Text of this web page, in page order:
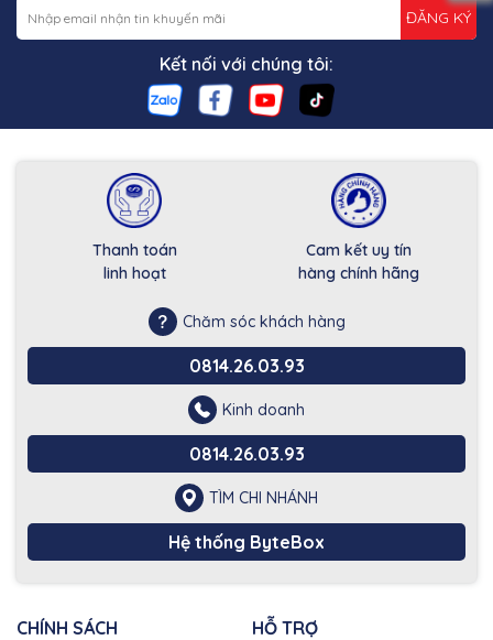
ĐĂNG KÝ
Kết nối với chúng tôi:
Thanh toán
linh hoạt
Cam kết uy tín
hàng chính hãng
Chăm sóc khách hàng
0814.26.03.93
Kinh doanh
0814.26.03.93
TÌM CHI NHÁNH
Hệ thống ByteBox
CHÍNH SÁCH HỖ TRỢ